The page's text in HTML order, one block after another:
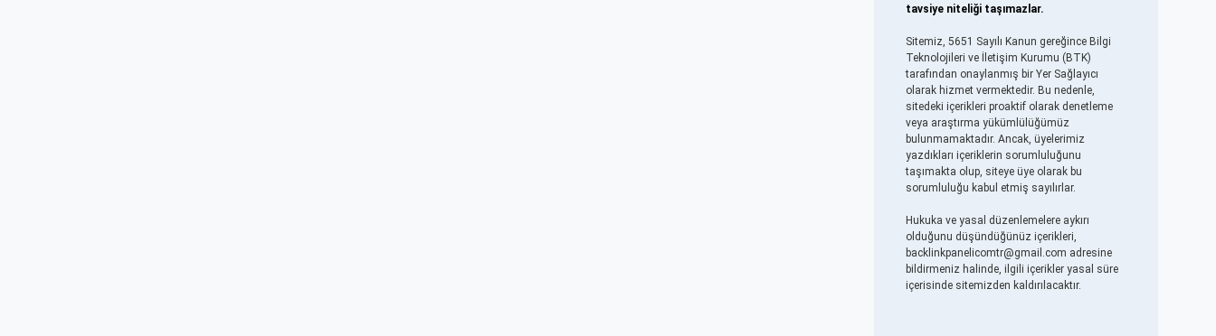
tavsiye niteliği taşımazlar.
Sitemiz, 5651 Sayılı Kanun gereğince Bilgi
Teknolojileri ve İletişim Kurumu (BTK)
tarafından onaylanmış bir Yer Sağlayıcı
olarak hizmet vermektedir. Bu nedenle,
sitedeki içerikleri proaktif olarak denetleme
veya araştırma yükümlülüğümüz
bulunmamaktadır. Ancak, üyelerimiz
yazdıkları içeriklerin sorumluluğunu
taşımakta olup, siteye üye olarak bu
sorumluluğu kabul etmiş sayılırlar.
Hukuka ve yasal düzenlemelere aykırı
olduğunu düşündüğünüz içerikleri,
backlinkpanelicomtr@gmail.com adresine
bildirmeniz halinde, ilgili içerikler yasal süre
içerisinde sitemizden kaldırılacaktır.